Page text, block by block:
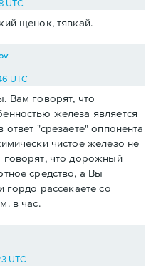
UTC
щенок, тявкай.
UTC
Вам говорят, что
железа является
"срезаете" оппонента
чистое железо не
что дорожный
средство, а Вы
гордо рассекаете со
в час.
UTC